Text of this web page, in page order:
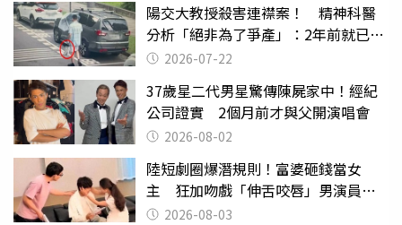
陽交大教授殺害連襟案！ 精神科醫
分析「絕非為了爭產」：2年前就已言
行詭異
2026-07-22
37歲星二代男星驚傳陳屍家中！經紀
公司證實 2個月前才與父開演唱會
2026-08-02
陸短劇圈爆潛規則！富婆砸錢當女
主 狂加吻戲「伸舌咬唇」男演員崩
潰 2026-08-03